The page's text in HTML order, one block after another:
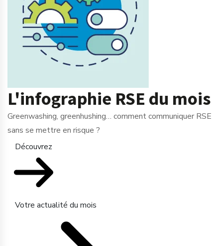
L'infographie RSE du mois
Greenwashing, greenhushing… comment communiquer RSE
sans se mettre en risque ?
Découvrez
Votre actualité du mois